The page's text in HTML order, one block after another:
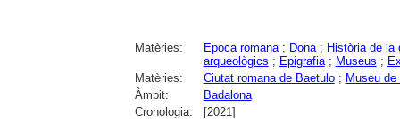
Matèries: Epoca romana; Dona; Història de la
arqueològics ; Epigrafia; Museus ;
Matèries:
Ciutat romana de Baetulo; Museu de
Àmbit:
Badalona
Cronologia:
[2021]